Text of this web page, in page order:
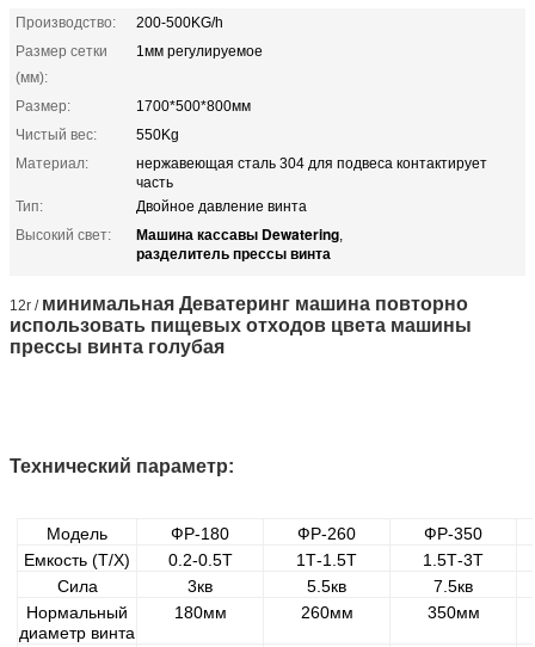
Производство:
200-500KG/h
Размер сетки
(мм):
1мм регулируемое
Размер:
1700*500*800мм
Чистый вес:
550Kg
Материал:
нержавеющая сталь 304 для подвеса контактирует
часть
Тип:
Двойное давление винта
Высокий свет:
Машина кассавы Dewatering,
разделитель прессы винта
12r / минимальная Деватеринг машина повторно
использовать пищевых отходов цвета машины
прессы винта голубая
Технический параметр:
Модель ФР-180 ФР-260
ФР-350
Емкость (Т/Х)
0.2-0.5Т 1Т-1.5Т
1.5Т-3Т
Сила
3кв 5.5кв
7.5кв
Нормальный
диаметр винта
180мм 260мм 350мм